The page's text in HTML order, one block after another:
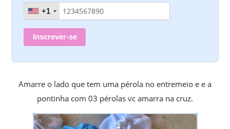
+1
+1
Inscrever-se
Amarre o lado que tem uma pérola no entremeio e e a
pontinha com 03 pérolas vc amarra na cruz.